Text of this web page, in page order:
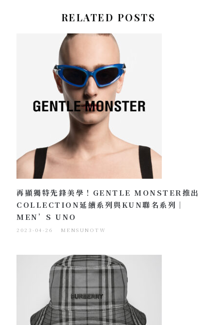
RELATED POSTS
再顯獨特先鋒美學！GENTLE MONSTER推出
COLLECTION延續系列與KUN聯名系列｜
MEN’S UNO
2023-04-26 MENSUNOTW